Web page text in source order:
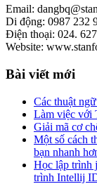
Email:
Di động: 0987 232
Điện thoại: 024.
Website:
Bài viết mới
Các thuật
Làm việc với
Giải mã cơ
Một số cách
bạn nhanh
Học lập trình
trình Intellij